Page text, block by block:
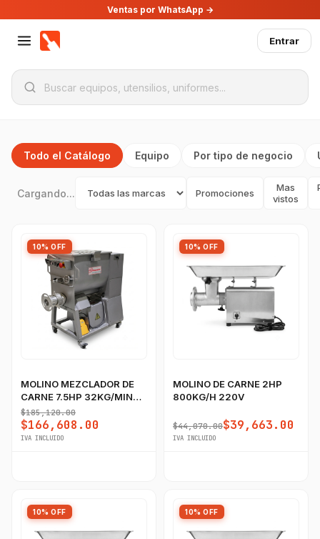
Ventas por WhatsApp →
Entrar
Todo el Catálogo Equipo Por tipo de negocio
Cargando... Promociones
Mas
vistos
10% OFF
MOLINO MEZCLADOR DE
CARNE 7.5HP 32KG/MIN
220V
$185,120.00
$166,608.00
IVA INCLUIDO
10% OFF
MOLINO DE CARNE 2HP
800KG/H 220V
$44,070.00$39,663.00
IVA INCLUIDO
10% OFF 10% OFF